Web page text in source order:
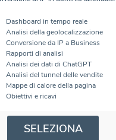
Dashboard in tempo reale
Analisi della geolocalizzazione
Conversione da IP a Business
Rapporti di analisi
Analisi dei dati di ChatGPT
Analisi del tunnel delle vendite
Mappe di calore della pagina
Obiettivi e ricavi
SELEZIONA